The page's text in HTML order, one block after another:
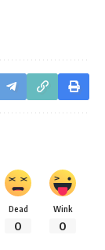
Dead
0
Wink
0